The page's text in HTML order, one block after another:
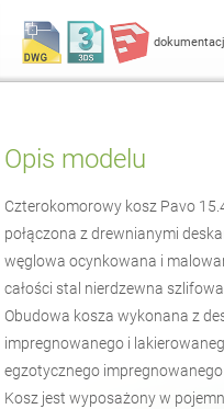
Opis modelu
Czterokomorowy kosz Pavo
połączona z drewnianymi
węglowa ocynkowana i
całości stal nierdzewna
Obudowa kosza wykonana z
impregnowanego i
egzotycznego
Kosz jest wyposażony w